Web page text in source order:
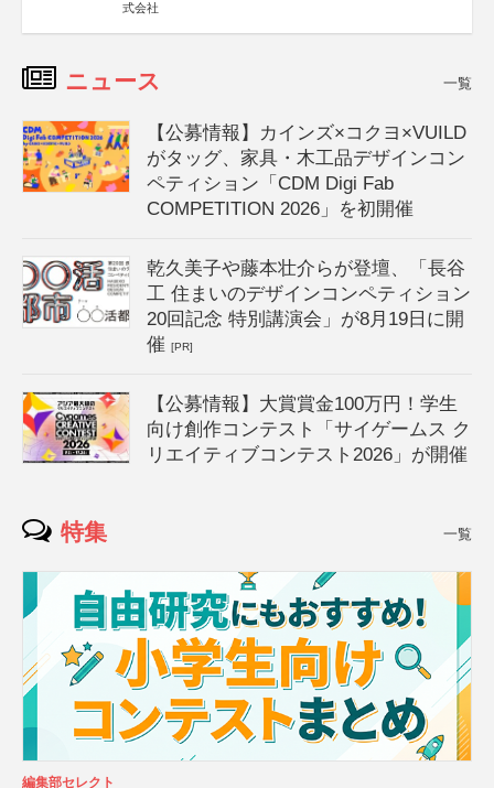
式会社
ニュース 一覧
【公募情報】カインズ×コクヨ×VUILD
がタッグ、家具・木工品デザインコン
ペティション「CDM Digi Fab
COMPETITION 2026」を初開催
乾久美子や藤本壮介らが登壇、「長谷
工 住まいのデザインコンペティション
20回記念 特別講演会」が8月19日に開
催[PR]
【公募情報】大賞賞金100万円！学生
向け創作コンテスト「サイゲームス ク
リエイティブコンテスト2026」が開催
特集 一覧
編集部セレクト